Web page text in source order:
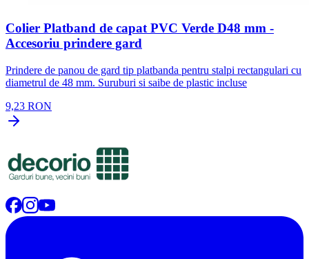
Colier Platband de capat PVC Verde D48 mm -
Accesoriu prindere gard
Prindere de panou de gard tip platbanda pentru stalpi rectangulari cu
diametrul de 48 mm. Suruburi si saibe de plastic incluse
9,23 RON